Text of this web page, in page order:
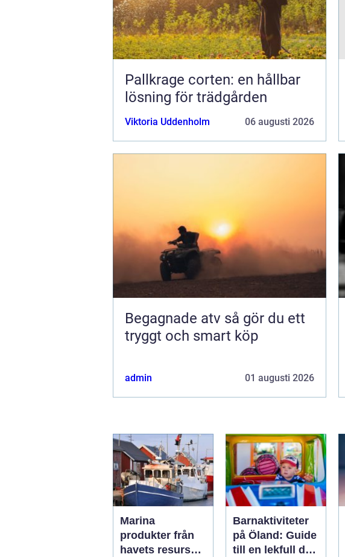
Pallkrage corten: en hållbar
lösning för trädgården
Viktoria Uddenholm 06 augusti 2026
Begagnade atv så gör du ett
tryggt och smart köp
admin 01 augusti 2026
Marina
produkter från
havets resurser
Barnaktiviteter
på Öland: Guide
till en lekfull dag